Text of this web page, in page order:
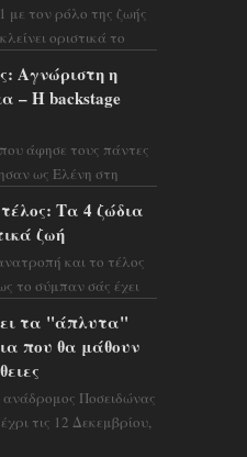
τον ρόλο της ζωής
οριστικά το
Αγνώριστη η
– H backstage
άφησε τους πάντες
ως Ελένη στη
Τα 4 ζώδια
ζωή
και το τέλος
το σύμπαν σάς έχει
τα "άπλυτα"
που θα μάθουν
Ποσειδώνας
τις 12 Δεκεμβρίου,